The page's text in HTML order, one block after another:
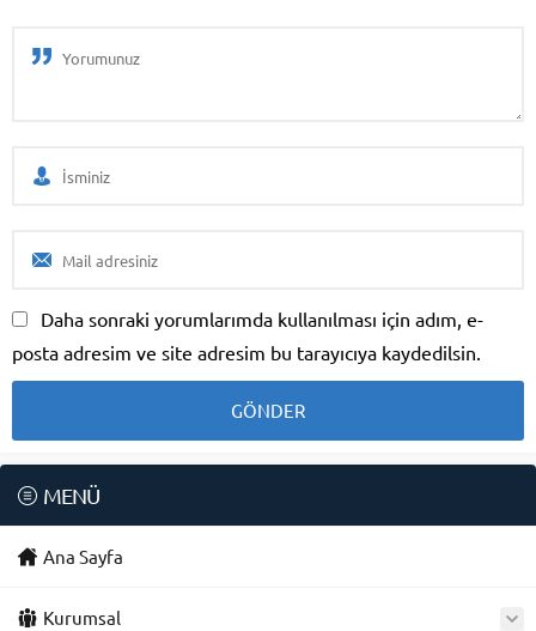
Daha sonraki yorumlarımda kullanılması için adım, e-
posta adresim ve site adresim bu tarayıcıya kaydedilsin.
MENÜ
Ana Sayfa
Kurumsal